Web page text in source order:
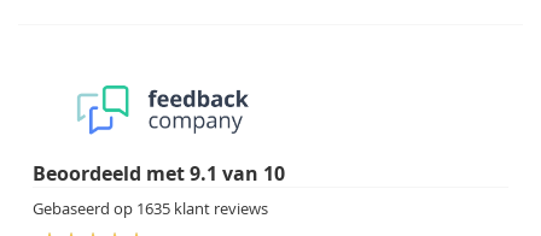
Beoordeeld met9.1 van 10
Gebaseerd op 1635 klant reviews